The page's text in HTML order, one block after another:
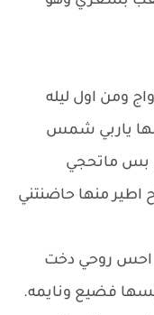
ومن اول ليله
ياربي شمس
بس ماتحجي
اطير منها حاضنتني
احس روحي دخت
فضيع ونايمه.